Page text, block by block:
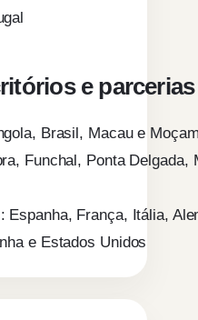
e parcerias
Brasil, Macau e
Funchal, Ponta Delgada,
Espanha, França, Itália,
e Estados Unidos